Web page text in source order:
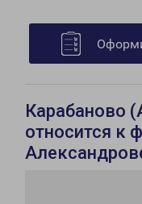
Карабаново
относится к